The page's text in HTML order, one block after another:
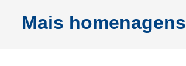
Mais homenagens